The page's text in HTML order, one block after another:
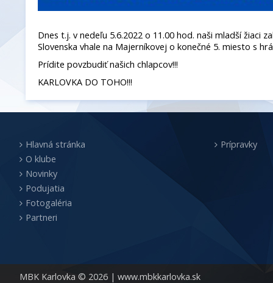
Dnes t.j. v nedeľu 5.6.2022 o 11.00 hod. naši mladší žiaci
Slovenska vhale na Majerníkovej o konečné 5. miesto s
Prídite povzbudiť našich chlapcov!!!
KARLOVKA DO TOHO!!!
MBK Karlovka © 2026 | www.mbkkarlovka.sk
Hlavná stránka
O klube
Novinky
Podujatia
Fotogaléria
Partneri
Prípravky